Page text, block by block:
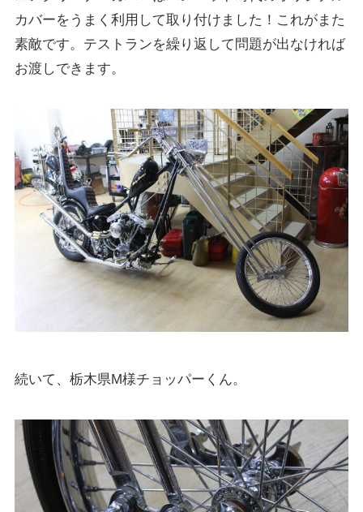
カバーをうまく利用して取り付けました！これがまた
素敵です。テストランを繰り返して問題が出なければ
お渡しできます。
続いて、栃木県M様チョッパーくん。